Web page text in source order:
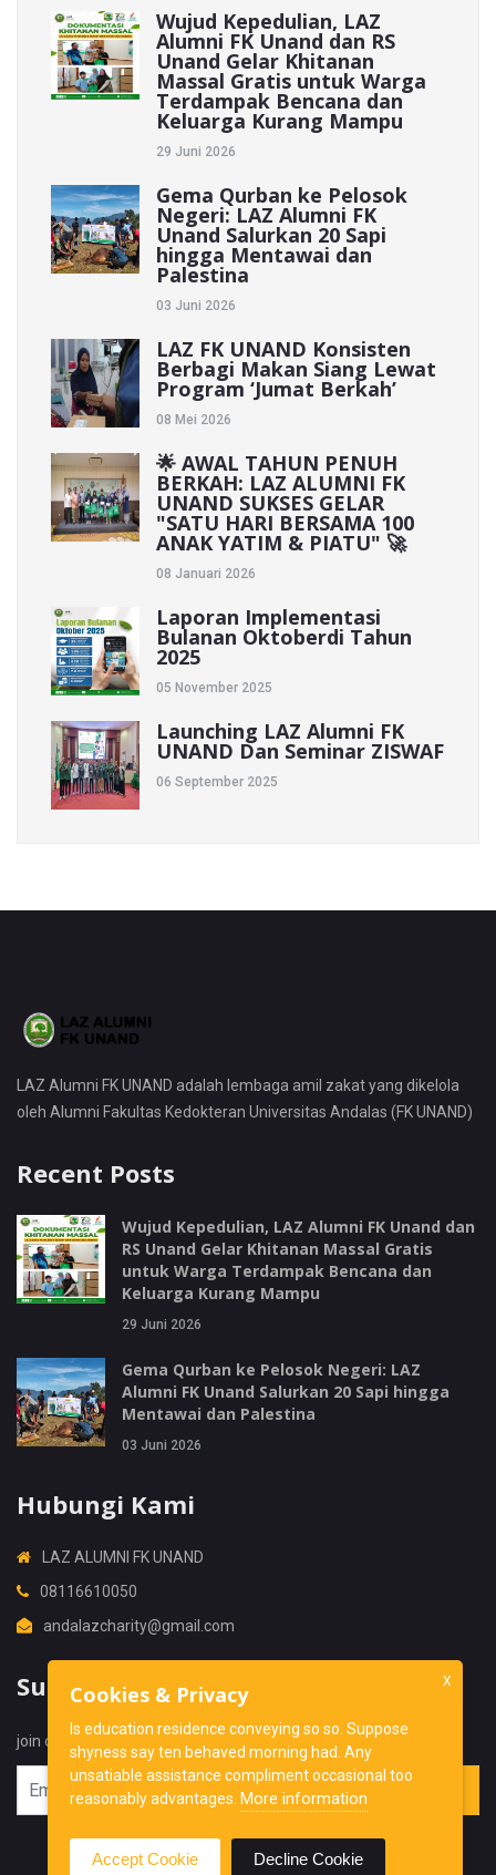
Wujud Kepedulian, LAZ
Alumni FK Unand dan RS
Unand Gelar Khitanan
Massal Gratis untuk Warga
Terdampak Bencana dan
Keluarga Kurang Mampu
29 Juni 2026
Gema Qurban ke Pelosok
Negeri: LAZ Alumni FK
Unand Salurkan 20 Sapi
hingga Mentawai dan
Palestina
03 Juni 2026
LAZ FK UNAND Konsisten
Berbagi Makan Siang Lewat
Program ‘Jumat Berkah’
08 Mei 2026
🌟 AWAL TAHUN PENUH
BERKAH: LAZ ALUMNI FK
UNAND SUKSES GELAR
"SATU HARI BERSAMA 100
ANAK YATIM & PIATU" 🚀
08 Januari 2026
Laporan Implementasi
Bulanan Oktoberdi Tahun
2025
05 November 2025
Launching LAZ Alumni FK
UNAND Dan Seminar ZISWAF
06 September 2025
LAZ Alumni FK UNAND adalah lembaga amil zakat yang dikelola
oleh Alumni Fakultas Kedokteran Universitas Andalas (FK UNAND)
Recent Posts
Wujud Kepedulian, LAZ Alumni FK Unand dan
RS Unand Gelar Khitanan Massal Gratis
untuk Warga Terdampak Bencana dan
Keluarga Kurang Mampu
29 Juni 2026
Gema Qurban ke Pelosok Negeri: LAZ
Alumni FK Unand Salurkan 20 Sapi hingga
Mentawai dan Palestina
03 Juni 2026
Hubungi Kami
LAZ ALUMNI FK UNAND
08116610050
andalazcharity@gmail.com
Subscribe
join our newsletter to get latest update form us.
X
Cookies & Privacy
Is education residence conveying so so. Suppose
shyness say ten behaved morning had. Any
unsatiable assistance compliment occasional too
reasonably advantages. More information
Accept Cookie Decline Cookie